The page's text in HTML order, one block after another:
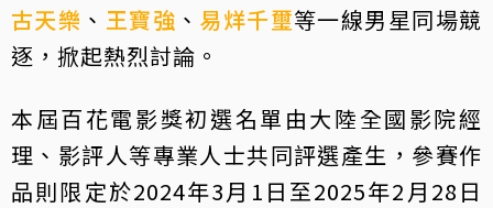
古天樂 、 王寶強 、 易烊千璽等一線男星同場競
逐，掀起熱烈討論。
本屆百花電影獎初選名單由大陸全國影院經
理、影評人等專業人士共同評選產生，參賽作
品則限定於2024年3月1日至2025年2月28日